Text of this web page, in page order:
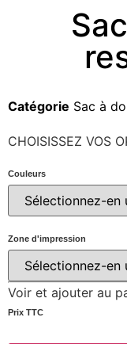
Catégorie Sac à
CHOISISSEZ VOS
Couleurs
Zone d'impression
Voir et ajouter au
Prix ​​TTC